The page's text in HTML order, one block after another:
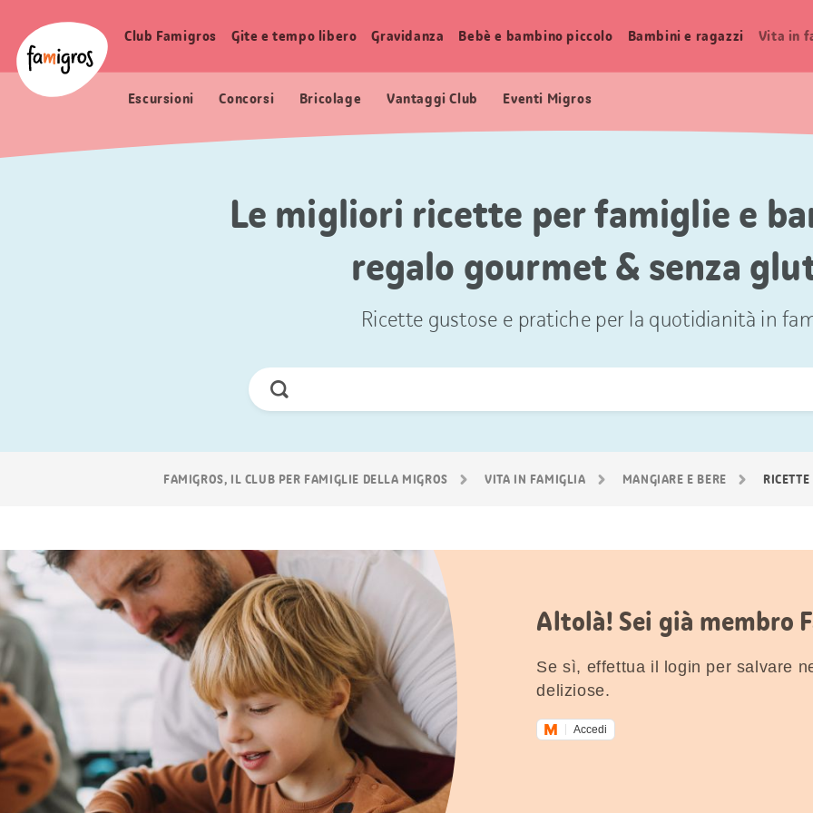
segnalibri
Logo
Navigazione
Club Famigros Gite e tempo libero Gravidanza Bebè e bambino piccolo Bambini e ragazzi Vita in
Escursioni Concorsi Bricolage Vantaggi Club Eventi Migros
Le migliori ricette per famiglie e
regalo gourmet & senza
Ricette gustose e pratiche per la quotidianità in
Cerca
FAMIGROS, IL CLUB PER FAMIGLIE DELLA MIGROS VITA IN FAMIGLIA MANGIARE E BERE RICETTE
Altolà! Sei già membro
Se sì, effettua il login per salvare
deliziose.
Accedi